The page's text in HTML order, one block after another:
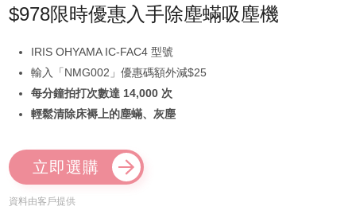
$978限時優惠入手除塵蟎吸塵機
IRIS OHYAMA IC-FAC4 型號
輸入「NMG002」優惠碼額外減$25
每分鐘拍打次數達 14,000 次
輕鬆清除床褥上的塵蟎、灰塵
立即選購
資料由客戶提供